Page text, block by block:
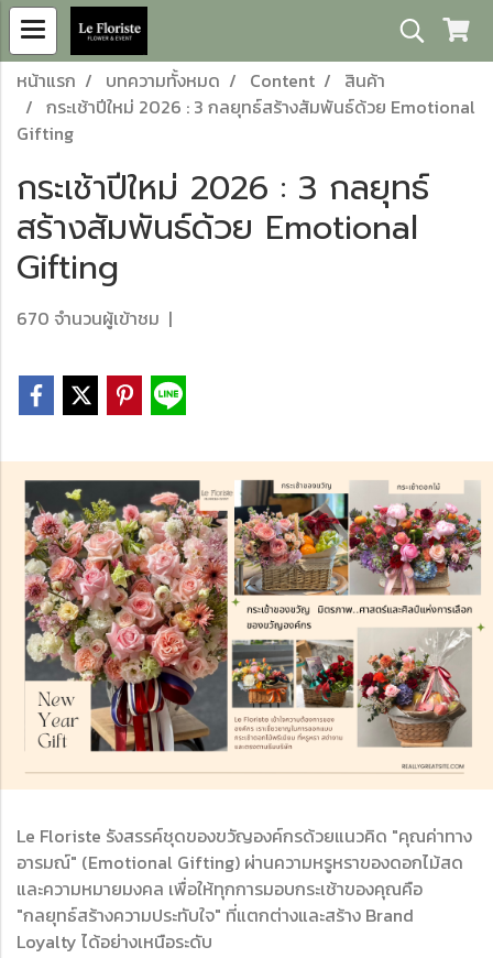
หน้าแรก บทความทั้งหมด Content
สินค้า
กระเช้าปีใหม่ 2026 : 3 กลยุทธ์สร้างสัมพันธ์ด้วย Emotional
Gifting
กระเช้าปีใหม่ 2026 : 3 กลยุทธ์
สร้างสัมพันธ์ด้วย Emotional
Gifting
670 จำนวนผู้เข้าชม |
Le Floriste รังสรรค์ชุดของขวัญองค์กรด้วยแนวคิด "คุณค่าทาง
อารมณ์" (Emotional Gifting) ผ่านความหรูหราของดอกไม้สด
และความหมายมงคล เพื่อให้ทุกการมอบกระเช้าของคุณคือ
"กลยุทธ์สร้างความประทับใจ" ที่แตกต่างและสร้าง Brand
Loyalty ได้อย่างเหนือระดับ